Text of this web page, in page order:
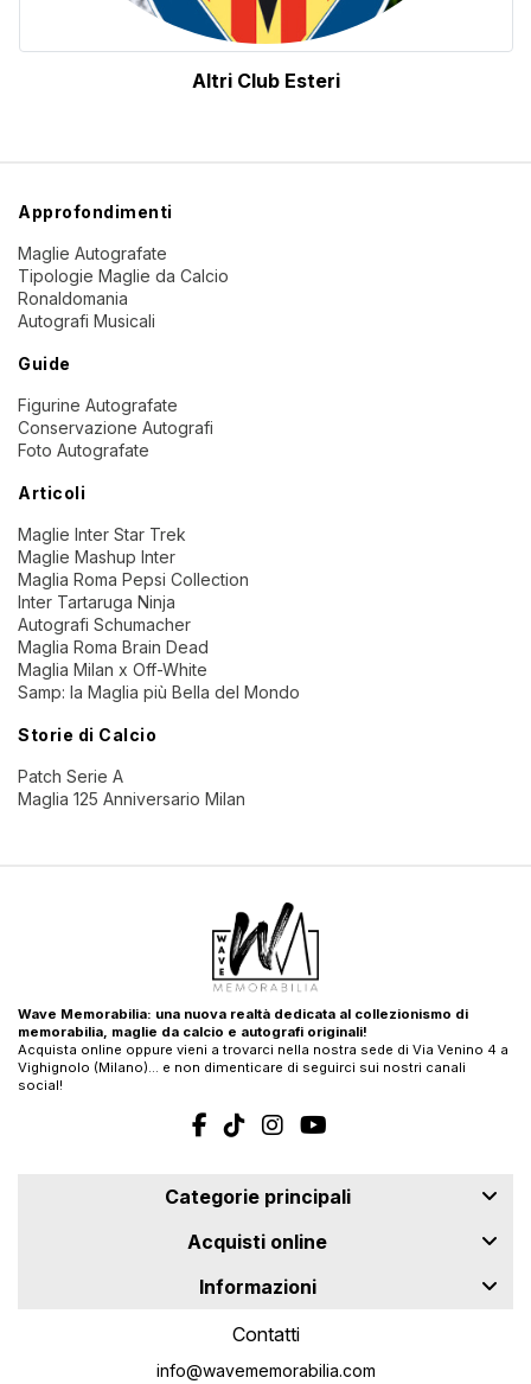
Altri Club Esteri
Approfondimenti
Maglie Autografate
Tipologie Maglie da Calcio
Ronaldomania
Autografi Musicali
Guide
Figurine Autografate
Conservazione Autografi
Foto Autografate
Articoli
Maglie Inter Star Trek
Maglie Mashup Inter
Maglia Roma Pepsi Collection
Inter Tartaruga Ninja
Autografi Schumacher
Maglia Roma Brain Dead
Maglia Milan x Off-White
Samp: la Maglia più Bella del Mondo
Storie di Calcio
Patch Serie A
Maglia 125 Anniversario Milan
Wave Memorabilia: una nuova realtà dedicata al collezionismo di
memorabilia, maglie da calcio e autografi originali!
Acquista online oppure vieni a trovarci nella nostra sede di Via Venino 4 a
Vighignolo (Milano)… e non dimenticare di seguirci sui nostri canali
social!
Categorie principali
Acquisti online
Informazioni
Contatti
info@wavememorabilia.com